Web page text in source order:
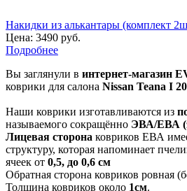
Накидки из алькантары (комплект
Цена: 3490 руб.
Подробнее
Вы заглянули в интернет-магазин
коврики для салона Nissan Teana I
Наши коврики изготавливаются из
называемого сокращённо ЭВА/ЕВА
Лицевая сторона ковриков ЕВА
структуру, которая напоминает
ячеек от 0,5, до 0,6 см
Обратная сторона ковриков ровная
Толщина ковриков около 1см.